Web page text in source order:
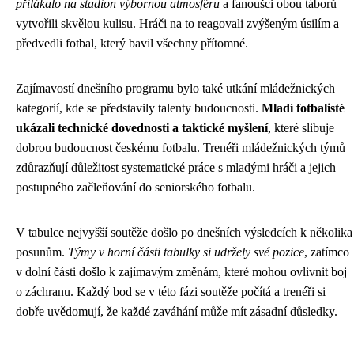
přilákalo na stadion výbornou atmosféru a fanoušci obou táborů
vytvořili skvělou kulisu. Hráči na to reagovali zvýšeným úsilím a
předvedli fotbal, který bavil všechny přítomné.
Zajímavostí dnešního programu bylo také utkání mládežnických
kategorií, kde se představily talenty budoucnosti. Mladí fotbalisté
ukázali technické dovednosti a taktické myšlení, které slibuje
dobrou budoucnost českému fotbalu. Trenéři mládežnických týmů
zdůrazňují důležitost systematické práce s mladými hráči a jejich
postupného začleňování do seniorského fotbalu.
V tabulce nejvyšší soutěže došlo po dnešních výsledcích k několika
posunům. Týmy v horní části tabulky si udržely své pozice, zatímco
v dolní části došlo k zajímavým změnám, které mohou ovlivnit boj
o záchranu. Každý bod se v této fázi soutěže počítá a trenéři si
dobře uvědomují, že každé zaváhání může mít zásadní důsledky.